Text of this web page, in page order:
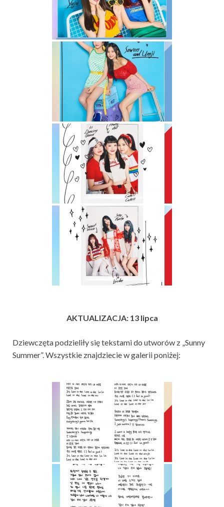
AKTUALIZACJA: 13 lipca
Dziewczęta podzieliły się tekstami do utworów z „Sunny
Summer”. Wszystkie znajdziecie w galerii poniżej: